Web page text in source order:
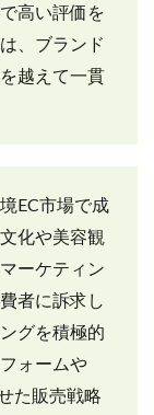
高い評価を
、ブランド
越えて一貫
EC市場で成
化や美容観
ーケティン
者に訴求し
グを積極的
ォームや
た販売戦略